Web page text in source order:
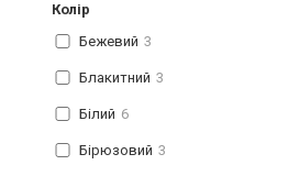
Колір
Бежевий 3
Блакитний 3
Білий 6
Бірюзовий 3